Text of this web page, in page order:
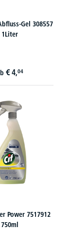
Gel 308557
1Liter
€ 4,04
Power 7517912
750ml